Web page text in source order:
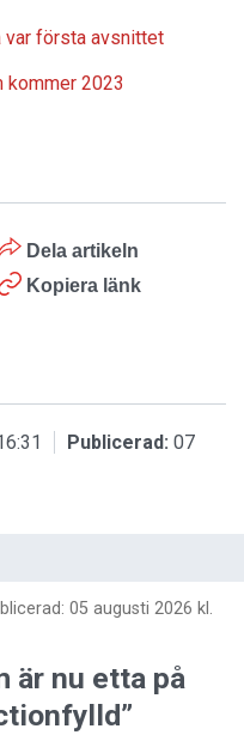
var första avsnittet
2023
Dela artikeln
Kopiera länk
Publicerad: 07
05 augusti 2026 kl.
är nu etta på